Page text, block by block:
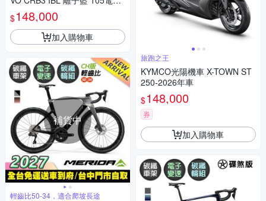
公路車
$148,000
加入購物車
補貨中
輕齒比50-34，適合爬坡長途
旅跑之王
KYMCO光陽機車 X-TOWN ST
250-2026年車
$148,000
券
加入購物車